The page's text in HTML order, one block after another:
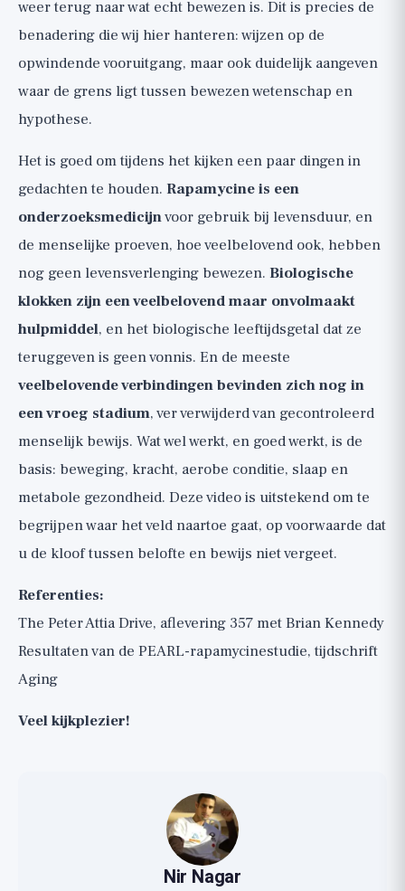
weer terug naar wat echt bewezen is. Dit is precies de
benadering die wij hier hanteren: wijzen op de
opwindende vooruitgang, maar ook duidelijk aangeven
waar de grens ligt tussen bewezen wetenschap en
hypothese.
Het is goed om tijdens het kijken een paar dingen in
gedachten te houden. Rapamycine is een
onderzoeksmedicijnvoor gebruik bij levensduur, en
de menselijke proeven, hoe veelbelovend ook, hebben
nog geen levensverlenging bewezen. Biologische
klokken zijn een veelbelovend maar onvolmaakt
hulpmiddel, en het biologische leeftijdsgetal dat ze
teruggeven is geen vonnis. En de meeste
veelbelovende verbindingen bevinden zich nog in
een vroeg stadium, ver verwijderd van gecontroleerd
menselijk bewijs. Wat wel werkt, en goed werkt, is de
basis: beweging, kracht, aerobe conditie, slaap en
metabole gezondheid. Deze video is uitstekend om te
begrijpen waar het veld naartoe gaat, op voorwaarde dat
u de kloof tussen belofte en bewijs niet vergeet.
Referenties:
The Peter Attia Drive, aflevering 357 met Brian Kennedy
Resultaten van de PEARL-rapamycinestudie, tijdschrift
Aging
Veel kijkplezier!
Nir Nagar